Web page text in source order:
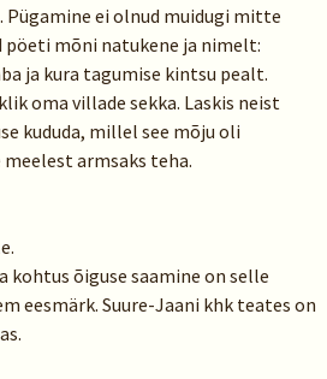
Pügamine ei olnud muidugi mitte
pöeti mõni natukene ja nimelt:
ja kura tagumise kintsu pealt.
oma villade sekka. Laskis neist
kududa, millel see mõju oli
armsaks teha.
kohtus õiguse saamine on selle
eesmärk. Suure-Jaani khk teates on